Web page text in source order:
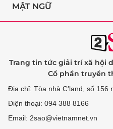
MẬT NGỮ
Trang tin tức giải trí xã hội
Cổ phần truyền
Địa chỉ: Tòa nhà C’land, số
Điện thoại: 094 388 8166
Email: 2sao@vietnamnet.vn